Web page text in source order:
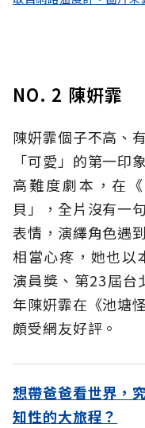
NO. 2 陳姸霏
陳姸霏個子不高、
「可愛」的第一印
高難度劇本，在
貝」，全片沒有一
表情，演繹角色遇
相當心疼，她也以
演員獎、第23屆台
年陳姸霏在《池塘
頗受網友好評。
想帶爸爸看世界，
知性的大旅程？